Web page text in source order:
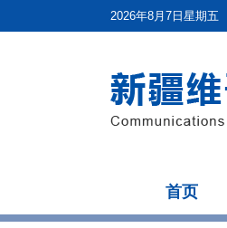
2026年8月7日星期五
首页